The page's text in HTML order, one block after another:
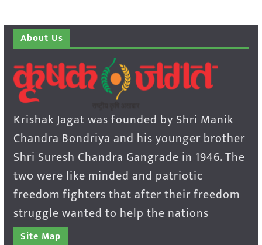
About Us
Krishak Jagat was founded by Shri Manik
Chandra Bondriya and his younger brother
Shri Suresh Chandra Gangrade in 1946. The
two were like minded and patriotic
freedom fighters that after their freedom
struggle wanted to help the nations
Site Map